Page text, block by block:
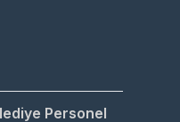
Personel